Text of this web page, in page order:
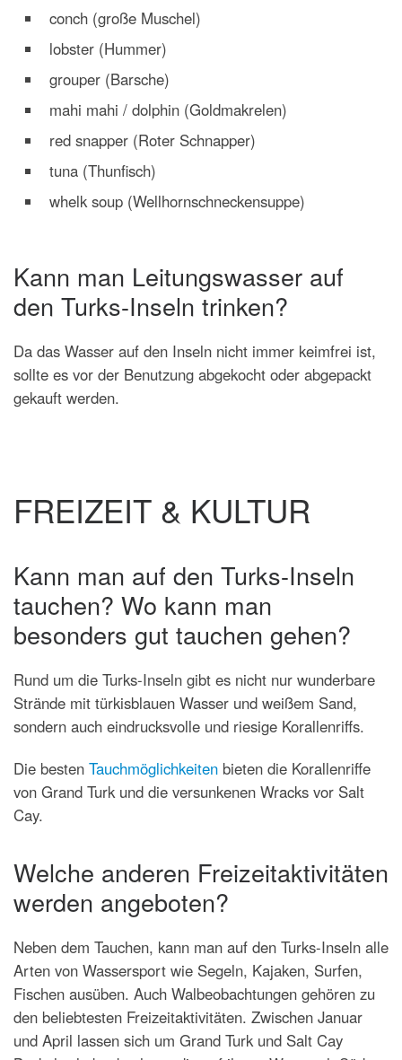
conch (große Muschel)
lobster (Hummer)
grouper (Barsche)
mahi mahi / dolphin (Goldmakrelen)
red snapper (Roter Schnapper)
tuna (Thunfisch)
whelk soup (Wellhornschneckensuppe)
Kann man Leitungswasser auf
den Turks-Inseln trinken?
Da das Wasser auf den Inseln nicht immer keimfrei ist,
sollte es vor der Benutzung abgekocht oder abgepackt
gekauft werden.
FREIZEIT & KULTUR
Kann man auf den Turks-Inseln
tauchen? Wo kann man
besonders gut tauchen gehen?
Rund um die Turks-Inseln gibt es nicht nur wunderbare
Strände mit türkisblauen Wasser und weißem Sand,
sondern auch eindrucksvolle und riesige Korallenriffs.
Die besten Tauchmöglichkeiten bieten die Korallenriffe
von Grand Turk und die versunkenen Wracks vor Salt
Cay.
Welche anderen Freizeitaktivitäten
werden angeboten?
Neben dem Tauchen, kann man auf den Turks-Inseln alle
Arten von Wassersport wie Segeln, Kajaken, Surfen,
Fischen ausüben. Auch Walbeobachtungen gehören zu
den beliebtesten Freizeitaktivitäten. Zwischen Januar
und April lassen sich um Grand Turk und Salt Cay